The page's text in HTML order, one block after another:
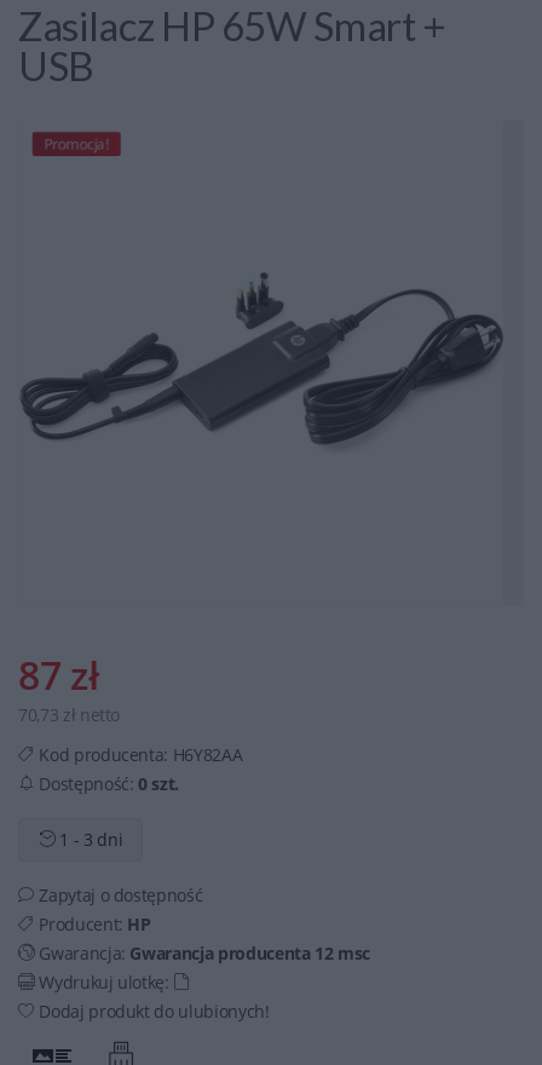
Zasilacz HP 65W Smart +
USB
Promocja!
87 zł
70,73 zł netto
Kod producenta: H6Y82AA
Dostępność:0 szt.
1 - 3 dni
Zapytaj o dostępność
Producent: HP
Gwarancja: Gwarancja producenta 12 msc
Wydrukuj ulotkę:
Dodaj produkt do ulubionych!